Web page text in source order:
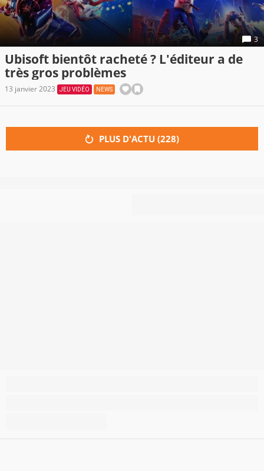
3
Ubisoft bientôt racheté ? L'éditeur a de
très gros problèmes
13 janvier 2023 JEU VIDÉO NEWS
PLUS D'ACTU (228)